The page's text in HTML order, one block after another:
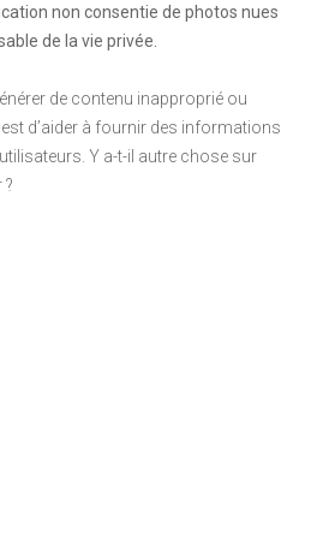
non consentie de photos nues
de la vie privée.
de contenu inapproprié ou
d’aider à fournir des informations
Y a-t-il autre chose sur
?